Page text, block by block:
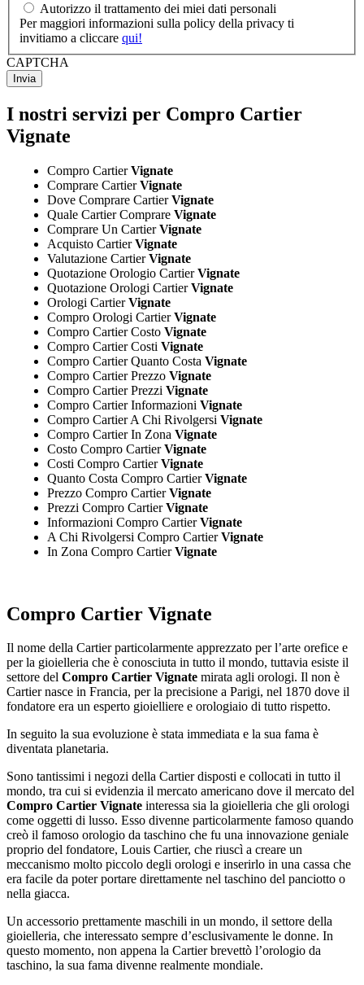
Autorizzo il trattamento dei miei dati personali
Per maggiori informazioni sulla policy della privacy ti
invitiamo a cliccare qui!
CAPTCHA
I nostri servizi per Compro Cartier
Vignate
Compro CartierVignate
Comprare CartierVignate
Dove Comprare CartierVignate
Quale Cartier Comprare Vignate
Comprare Un CartierVignate
Acquisto CartierVignate
Valutazione CartierVignate
Quotazione Orologio CartierVignate
Quotazione Orologi CartierVignate
Orologi CartierVignate
Compro Orologi CartierVignate
Compro Cartier Costo Vignate
Compro Cartier Costi Vignate
Compro Cartier Quanto Costa Vignate
Compro Cartier Prezzo Vignate
Compro Cartier Prezzi Vignate
Compro Cartier Informazioni Vignate
Compro Cartier A Chi Rivolgersi Vignate
Compro Cartier In Zona Vignate
Costo Compro CartierVignate
Costi Compro CartierVignate
Quanto Costa Compro CartierVignate
Prezzo Compro CartierVignate
Prezzi Compro CartierVignate
Informazioni Compro CartierVignate
A Chi Rivolgersi Compro CartierVignate
In Zona Compro CartierVignate
Compro Cartier Vignate
Il nome della Cartier particolarmente apprezzato per l’arte orefice e
per la gioielleria che è conosciuta in tutto il mondo, tuttavia esiste il
settore del Compro Cartier Vignate mirata agli orologi. Il non è
Cartier nasce in Francia, per la precisione a Parigi, nel 1870 dove il
fondatore era un esperto gioielliere e orologiaio di tutto rispetto.
In seguito la sua evoluzione è stata immediata e la sua fama è
diventata planetaria.
Sono tantissimi i negozi della Cartier disposti e collocati in tutto il
mondo, tra cui si evidenzia il mercato americano dove il mercato del
Compro Cartier Vignate interessa sia la gioielleria che gli orologi
come oggetti di lusso. Esso divenne particolarmente famoso quando
creò il famoso orologio da taschino che fu una innovazione geniale
proprio del fondatore, Louis Cartier, che riuscì a creare un
meccanismo molto piccolo degli orologi e inserirlo in una cassa che
era facile da poter portare direttamente nel taschino del panciotto o
nella giacca.
Un accessorio prettamente maschili in un mondo, il settore della
gioielleria, che interessato sempre d’esclusivamente le donne. In
questo momento, non appena la Cartier brevettò l’orologio da
taschino, la sua fama divenne realmente mondiale.